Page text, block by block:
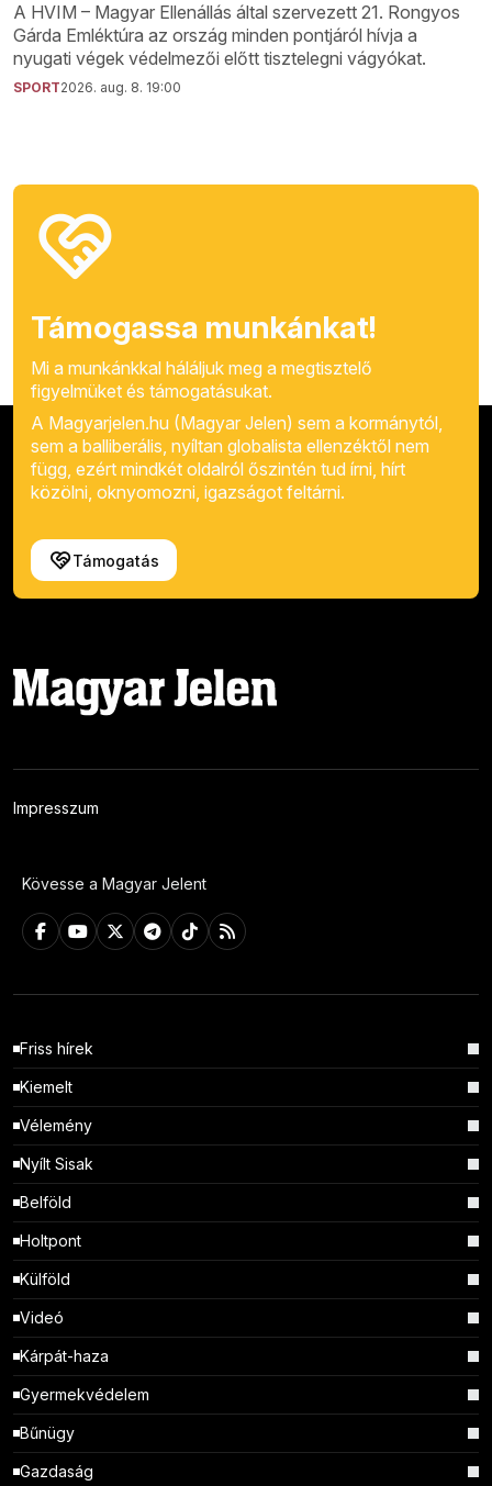
A HVIM – Magyar Ellenállás által szervezett 21. Rongyos
Gárda Emléktúra az ország minden pontjáról hívja a
nyugati végek védelmezői előtt tisztelegni vágyókat.
SPORT2026. aug. 8. 19:00
Támogassa munkánkat!
Mi a munkánkkal háláljuk meg a megtisztelő
figyelmüket és támogatásukat.
A Magyarjelen.hu (Magyar Jelen) sem a kormánytól,
sem a balliberális, nyíltan globalista ellenzéktől nem
függ, ezért mindkét oldalról őszintén tud írni, hírt
közölni, oknyomozni, igazságot feltárni.
Támogatás
Impresszum
Kövesse a Magyar Jelent
Friss hírek
Kiemelt
Vélemény
Nyílt Sisak
Belföld
Holtpont
Külföld
Videó
Kárpát-haza
Gyermekvédelem
Bűnügy
Gazdaság